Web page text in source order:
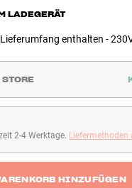
LADEGERÄT
enthalten -
2-4 Werktage. Liefermethoden
HINZUFÜGEN